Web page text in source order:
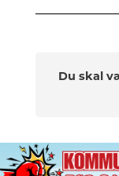
Du skal